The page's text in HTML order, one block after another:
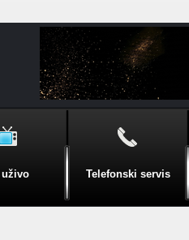
uživo Telefonski servis